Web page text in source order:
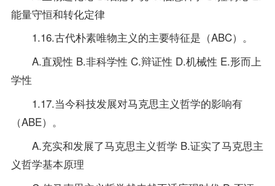
能量守恒和转化定律
1.16.古代朴素唯物主义的主要特征是（ABC）。
A.直观性 B.非科学性 C.辩证性 D.机械性 E.形而上
学性
1.17.当今科技发展对马克思主义哲学的影响有
（ABE）。
A.充实和发展了马克思主义哲学 B.证实了马克思主
义哲学基本原理